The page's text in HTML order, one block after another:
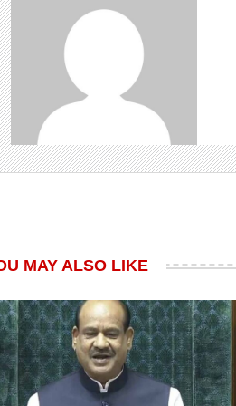
MAY ALSO LIKE